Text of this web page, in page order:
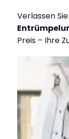
Verlassen
Preis – Ihre